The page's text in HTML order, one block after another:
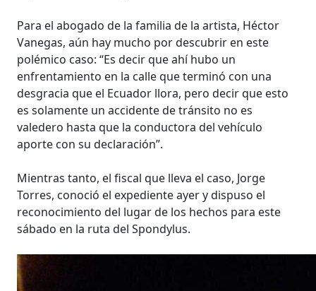
Para el abogado de la familia de la artista, Héctor
Vanegas, aún hay mucho por descubrir en este
polémico caso: “Es decir que ahí hubo un
enfrentamiento en la calle que terminó con una
desgracia que el Ecuador llora, pero decir que esto
es solamente un accidente de tránsito no es
valedero hasta que la conductora del vehículo
aporte con su declaración”.
Mientras tanto, el fiscal que lleva el caso, Jorge
Torres, conoció el expediente ayer y dispuso el
reconocimiento del lugar de los hechos para este
sábado en la ruta del Spondylus.